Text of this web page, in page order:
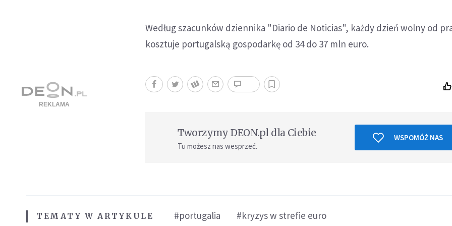
Według szacunków dziennika "Diario de Noticias", każdy dzień wolny od
kosztuje portugalską gospodarkę od 34 do 37 mln euro.
Tworzymy DEON.pl dla Ciebie
Tu możesz nas wesprzeć.
WSPOMÓŻ NAS
TEMATY W ARTYKULE #portugalia #kryzys w strefie euro